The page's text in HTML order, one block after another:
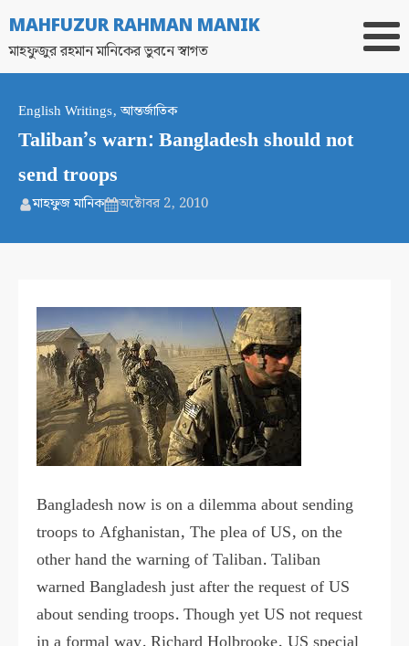
MAHFUZUR RAHMAN MANIK
মাহফুজুর রহমান মানিকের ভুবনে স্বাগত
English Writings,আন্তর্জাতিক
Taliban’s warn: Bangladesh should not
send troops
মাহফুজ মানিক অক্টোবর 2, 2010
Bangladesh now is on a dilemma about sending
troops to Afghanistan, The plea of US, on the
other hand the warning of Taliban. Taliban
warned Bangladesh just after the request of US
about sending troops. Though yet US not request